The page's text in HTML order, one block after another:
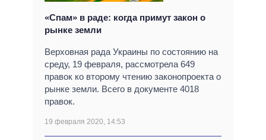
«Спам» в раде: когда примут закон о
рынке земли
Верховная рада Украины по состоянию на
среду, 19 февраля, рассмотрела 649
правок ко второму чтению законопроекта о
рынке земли. Всего в документе 4018
правок.
19 февраля 2020, 14:53